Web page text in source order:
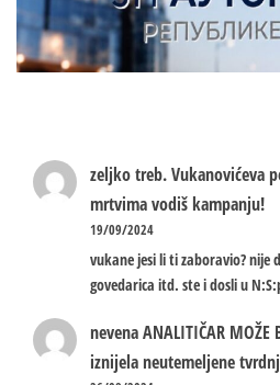
zeljko treb.Vukanovićeva
mrtvima vodiš kampanju!
19/09/2024
vukane jesi li ti zaboravio? nije
govedarica itd. ste i dosli u
nevenaANALITIČAR MOŽE
iznijela neutemeljene